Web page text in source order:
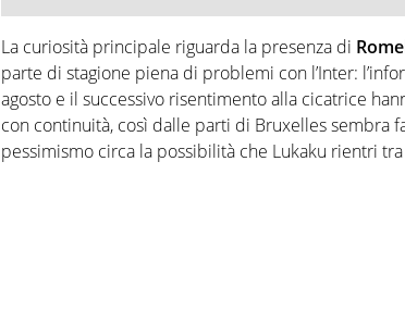
La curiosità principale riguarda la presenza di
parte di stagione piena di problemi con l’Inter:
agosto e il successivo risentimento alla cicatrice
con continuità, così dalle parti di Bruxelles sembra
pessimismo circa la possibilità che Lukaku rientri